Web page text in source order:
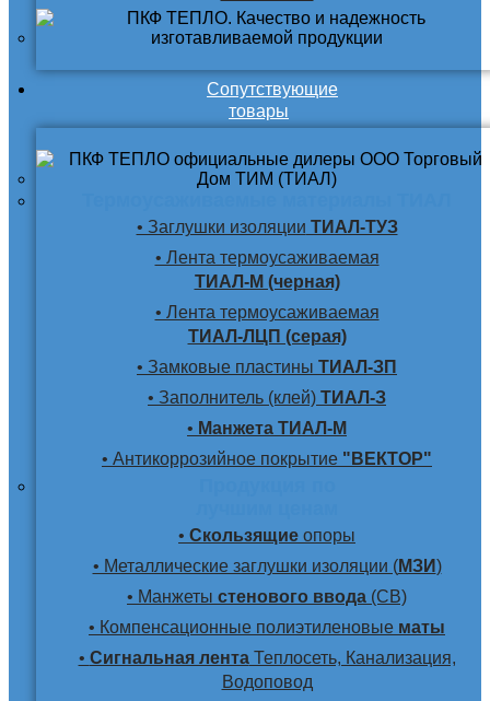
Сопутствующие
товары
• Заглушки изоляции ТИАЛ-ТУЗ
• Лента термоусаживаемая
ТИАЛ-М (черная)
• Лента термоусаживаемая
ТИАЛ-ЛЦП (серая)
• Замковые пластины ТИАЛ-ЗП
• Заполнитель (клей) ТИАЛ-З
• Манжета ТИАЛ-М
• Антикоррозийное покрытие "ВЕКТОР"
• Скользящие опоры
• Металлические заглушки изоляции (МЗИ)
• Манжеты стенового ввода (СВ)
• Компенсационные полиэтиленовые маты
• Сигнальная лентаТеплосеть, Канализация,
Водоповод